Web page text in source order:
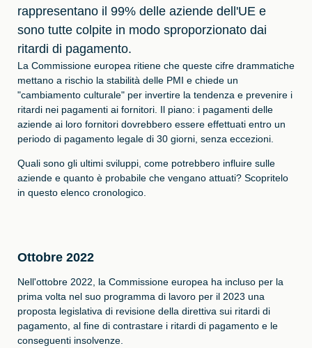
rappresentano il 99% delle aziende dell'UE e
sono tutte colpite in modo sproporzionato dai
ritardi di pagamento.
La Commissione europea ritiene che queste cifre drammatiche
mettano a rischio la stabilità delle PMI e chiede un
"cambiamento culturale" per invertire la tendenza e prevenire i
ritardi nei pagamenti ai fornitori. Il piano: i pagamenti delle
aziende ai loro fornitori dovrebbero essere effettuati entro un
periodo di pagamento legale di 30 giorni, senza eccezioni.
Quali sono gli ultimi sviluppi, come potrebbero influire sulle
aziende e quanto è probabile che vengano attuati? Scopritelo
in questo elenco cronologico.
Ottobre 2022
Nell'ottobre 2022, la Commissione europea ha incluso per la
prima volta nel suo programma di lavoro per il 2023 una
proposta legislativa di revisione della direttiva sui ritardi di
pagamento, al fine di contrastare i ritardi di pagamento e le
conseguenti insolvenze.